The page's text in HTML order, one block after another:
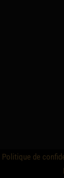
Politique de